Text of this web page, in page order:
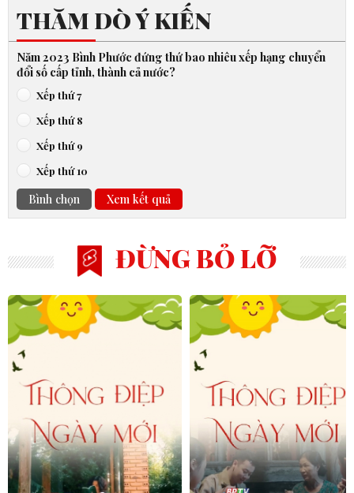
THĂM DÒ Ý KIẾN
Năm 2023 Bình Phước đứng thứ bao nhiêu xếp hạng chuyển
đổi số cấp tỉnh, thành cả nước?
Xếp thứ 7
Xếp thứ 8
Xếp thứ 9
Xếp thứ 10
Bình chọn Xem kết quả
ĐỪNG BỎ LỠ